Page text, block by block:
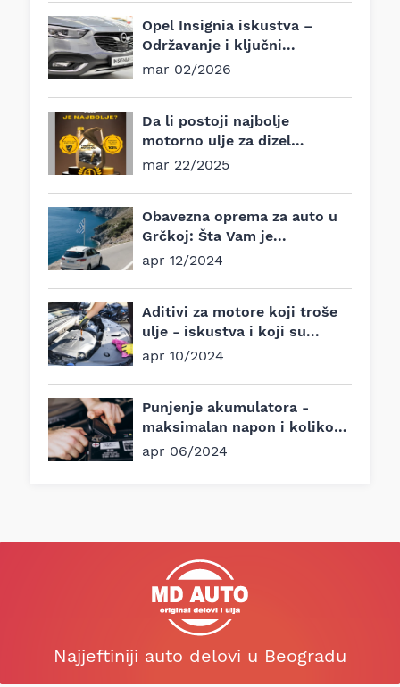
Opel Insignia iskustva –
Održavanje i ključni...
mar 02/2026
Da li postoji najbolje
motorno ulje za dizel
motore?
mar 22/2025
Obavezna oprema za auto u
Grčkoj: Šta Vam je...
apr 12/2024
Aditivi za motore koji troše
ulje - iskustva i koji su...
apr 10/2024
Punjenje akumulatora -
maksimalan napon i koliko
traje?
apr 06/2024
Najjeftiniji auto delovi u Beogradu